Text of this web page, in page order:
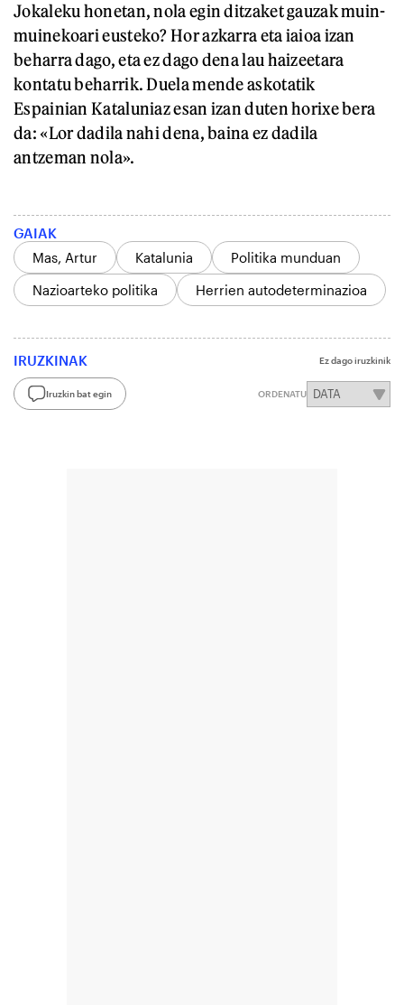
Jokaleku honetan, nola egin ditzaket gauzak muin-
muinekoari eusteko? Hor azkarra eta iaioa izan
beharra dago, eta ez dago dena lau haizeetara
kontatu beharrik. Duela mende askotatik
Espainian Kataluniaz esan izan duten horixe bera
da: «Lor dadila nahi dena, baina ez dadila
antzeman nola».
GAIAK
Mas, Artur
Katalunia
Politika munduan
Nazioarteko politika
Herrien autodeterminazioa
IRUZKINAK Ez dago iruzkinik
Iruzkin bat egin ORDENATU